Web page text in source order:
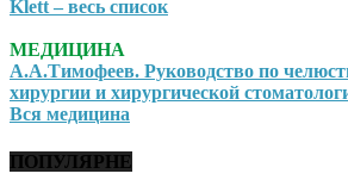
Klett – весь список
МЕДИЦИНА
А.А.Тимофеев. Руководство по
хирургии и хирургической
Вся медицина
ПОПУЛЯРНЕ